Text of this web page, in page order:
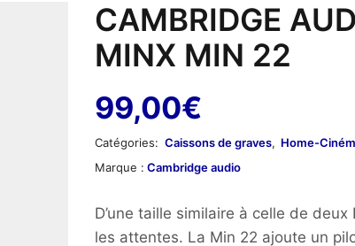
CAMBRIDGE
MINX MIN 22
99,00€
Catégories: Caissons de graves, Home-
Marque : Cambridge audio
D’une taille similaire à celle de
les attentes. La Min 22 ajoute un